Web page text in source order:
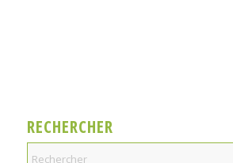
RECHERCHER